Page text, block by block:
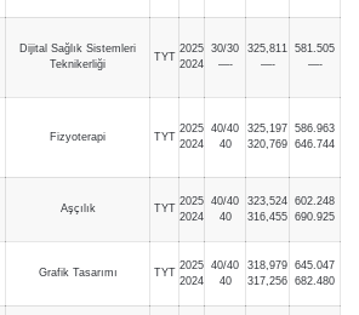
Dijital Sağlık Sistemleri
Teknikerliği
TYT
2025
2024
30/30
—-
325,811
—-
581.505
—-
Fizyoterapi TYT
2025
2024
40/40
40
325,197
320,769
586.963
646.744
Aşçılık TYT
2025
2024
40/40
40
323,524
316,455
602.248
690.925
Grafik Tasarımı TYT
2025
2024
40/40
40
318,979
317,256
645.047
682.480